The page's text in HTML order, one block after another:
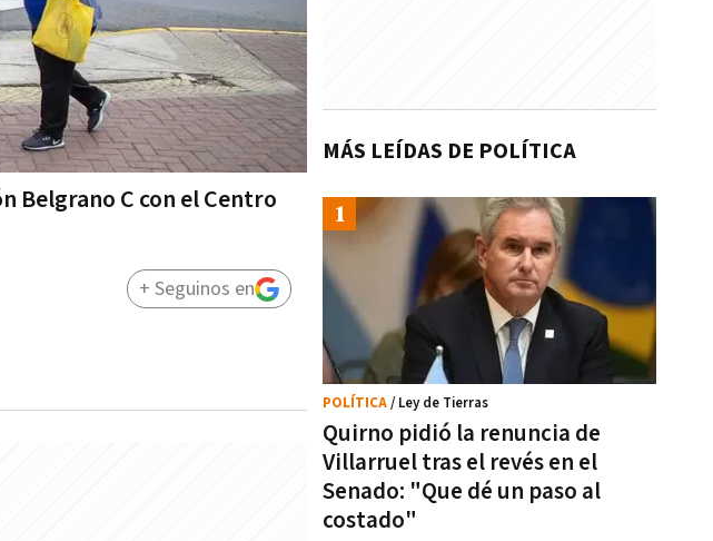
Belgrano C con el Centro
+ Seguinos en
MÁS LEÍDAS DE POLÍTICA
Quirno pidió la renuncia de
Villarruel tras el revés en el
Senado: "Que dé un paso al
costado"
POLÍTICA/ Ley de Tierras